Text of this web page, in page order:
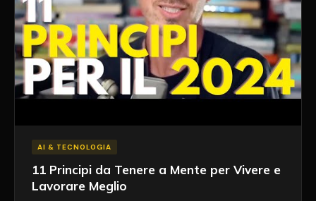
AI & TECNOLOGIA
11 Principi da Tenere a Mente per Vivere e
Lavorare Meglio